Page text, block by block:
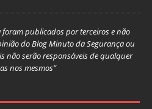
foram publicados por terceiros e não
do Blog Minuto da Segurança ou
não serão responsáveis de qualquer
nos mesmos”